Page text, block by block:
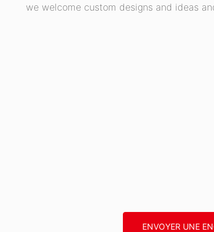
we welcome custom designs and ideas
ENVOYER UNE